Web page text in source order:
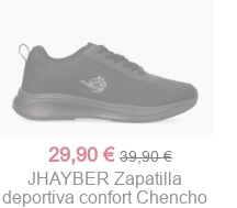
(1 nota)
29,90 € 39,90 €
JHAYBER Zapatilla
deportiva confort Chencho